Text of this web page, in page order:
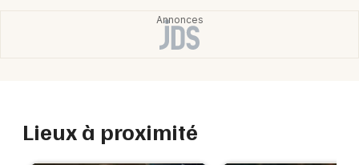
Lieux à proximité